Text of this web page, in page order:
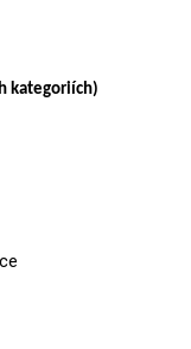
kategoriích)